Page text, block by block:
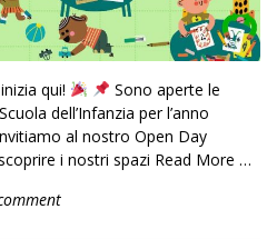
qui!
Sono aperte le
dell’Infanzia per l’anno
al nostro Open Day
i nostri spazi Read More …